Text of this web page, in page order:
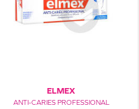
ELMEX
ANTI-CARIES PROFESSIONAL